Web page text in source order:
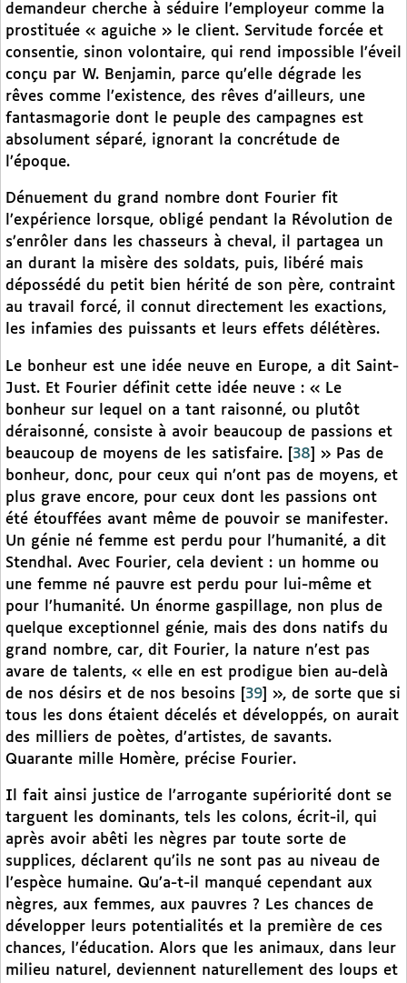
demandeur cherche à séduire l’employeur comme la
prostituée « aguiche » le client. Servitude forcée et
consentie, sinon volontaire, qui rend impossible l’éveil
conçu par W. Benjamin, parce qu’elle dégrade les
rêves comme l’existence, des rêves d’ailleurs, une
fantasmagorie dont le peuple des campagnes est
absolument séparé, ignorant la concrétude de
l’époque.
Dénuement du grand nombre dont Fourier fit
l’expérience lorsque, obligé pendant la Révolution de
s’enrôler dans les chasseurs à cheval, il partagea un
an durant la misère des soldats, puis, libéré mais
dépossédé du petit bien hérité de son père, contraint
au travail forcé, il connut directement les exactions,
les infamies des puissants et leurs effets délétères.
Le bonheur est une idée neuve en Europe, a dit Saint-
Just. Et Fourier définit cette idée neuve : « Le
bonheur sur lequel on a tant raisonné, ou plutôt
déraisonné, consiste à avoir beaucoup de passions et
beaucoup de moyens de les satisfaire.
38
» Pas de
bonheur, donc, pour ceux qui n’ont pas de moyens, et
plus grave encore, pour ceux dont les passions ont
été étouffées avant même de pouvoir se manifester.
Un génie né femme est perdu pour l’humanité, a dit
Stendhal. Avec Fourier, cela devient : un homme ou
une femme né pauvre est perdu pour lui-même et
pour l’humanité. Un énorme gaspillage, non plus de
quelque exceptionnel génie, mais des dons natifs du
grand nombre, car, dit Fourier, la nature n’est pas
avare de talents, « elle en est prodigue bien au-delà
de nos désirs et de nos besoins
39
», de sorte que si
tous les dons étaient décelés et développés, on aurait
des milliers de poètes, d’artistes, de savants.
Quarante mille Homère, précise Fourier.
Il fait ainsi justice de l’arrogante supériorité dont se
targuent les dominants, tels les colons, écrit-il, qui
après avoir abêti les nègres par toute sorte de
supplices, déclarent qu’ils ne sont pas au niveau de
l’espèce humaine. Qu’a-t-il manqué cependant aux
nègres, aux femmes, aux pauvres ? Les chances de
développer leurs potentialités et la première de ces
chances, l’éducation. Alors que les animaux, dans leur
milieu naturel, deviennent naturellement des loups et